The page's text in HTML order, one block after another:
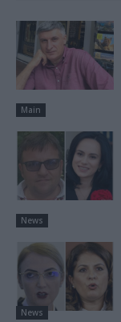
Main
News
News